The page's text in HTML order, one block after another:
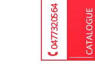
04 77 32 05 64